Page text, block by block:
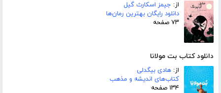
از: جیمز اسکارث گیل
دانلود رایگان بهترین رمان‌ها
۷۳ صفحه
دانلود کتاب بت مولانا
از: هادی بیگدلی
کتاب‌های اندیشه و مذهب
۱۳۴ صفحه